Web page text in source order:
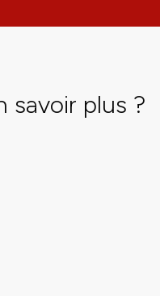
savoir plus ?